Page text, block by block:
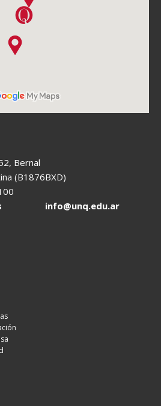
Bernal
(B1876BXD)
7100
info@unq.edu.ar